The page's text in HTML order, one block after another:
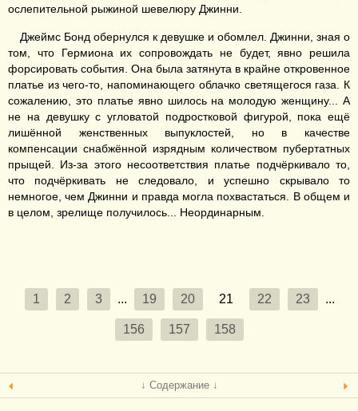
ослепительной рыжиной шевелюру Джинни.
Джеймс Бонд обернулся к девушке и обомлел. Джинни, зная о
том, что Гермиона их сопровождать не будет, явно решила
форсировать события. Она была затянута в крайне откровенное
платье из чего-то, напоминающего облачко светящегося газа. К
сожалению, это платье явно шилось на молодую женщину... А
не на девушку с угловатой подростковой фигурой, пока ещё
лишённой женственных выпуклостей, но в качестве
компенсации снабжённой изрядным количеством пубертатных
прыщей. Из-за этого несоответствия платье подчёркивало то,
что подчёркивать не следовало, и успешно скрывало то
немногое, чем Джинни и правда могла похвастаться. В общем и
в целом, зрелище получилось... Неординарным.
1 2 3 ... 19 20 21 22 23 ...
156 157 158
↓ Содержание ↓